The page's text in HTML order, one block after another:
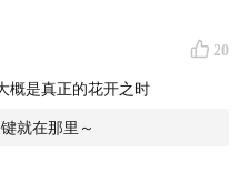
20
概是真正的花开之时
就在那里～